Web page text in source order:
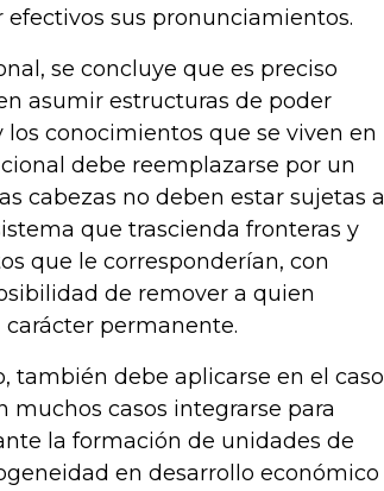
sus pronunciamientos.
se concluye que es preciso
asumir estructuras de poder
conocimientos que se viven en
debe reemplazarse por un
cabezas no deben estar sujetas a
que trascienda fronteras y
que le corresponderían, con
de remover a quien
permanente.
también debe aplicarse en el caso
muchos casos integrarse para
la formación de unidades de
en desarrollo económico